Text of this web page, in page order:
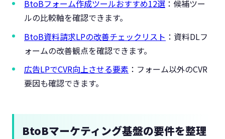
BtoBフォーム作成ツールおすすめ12選 ：候補ツー
ルの比較軸を確認できます。
BtoB資料請求LPの改善チェックリスト ：資料DLフ
ォームの改善観点を確認できます。
広告LPでCVR向上させる要素 ：フォーム以外のCVR
要因も確認できます。
BtoBマーケティング基盤の要件を整理